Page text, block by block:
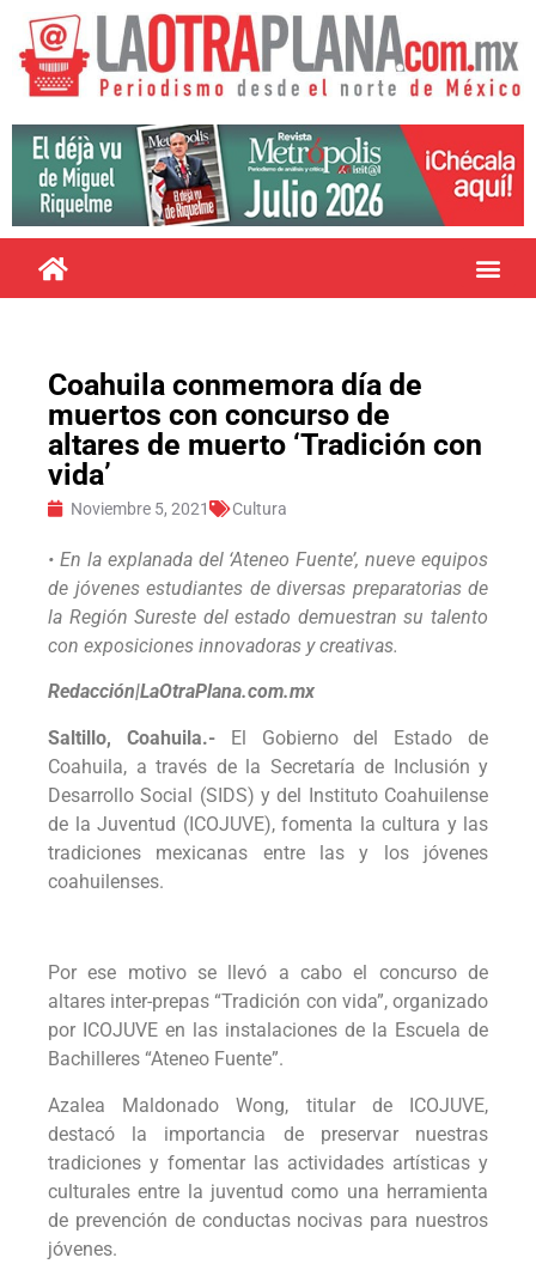
Coahuila conmemora día de
muertos con concurso de
altares de muerto ‘Tradición con
vida’
Noviembre 5, 2021 Cultura
• En la explanada del ‘Ateneo Fuente’, nueve equipos
de jóvenes estudiantes de diversas preparatorias de
la Región Sureste del estado demuestran su talento
con exposiciones innovadoras y creativas.
Redacción|LaOtraPlana.com.mx
Saltillo, Coahuila.-El Gobierno del Estado de
Coahuila, a través de la Secretaría de Inclusión y
Desarrollo Social (SIDS) y del Instituto Coahuilense
de la Juventud (ICOJUVE), fomenta la cultura y las
tradiciones mexicanas entre las y los jóvenes
coahuilenses.
Por ese motivo se llevó a cabo el concurso de
altares inter-prepas “Tradición con vida”, organizado
por ICOJUVE en las instalaciones de la Escuela de
Bachilleres “Ateneo Fuente”.
Azalea Maldonado Wong, titular de ICOJUVE,
destacó la importancia de preservar nuestras
tradiciones y fomentar las actividades artísticas y
culturales entre la juventud como una herramienta
de prevención de conductas nocivas para nuestros
jóvenes.